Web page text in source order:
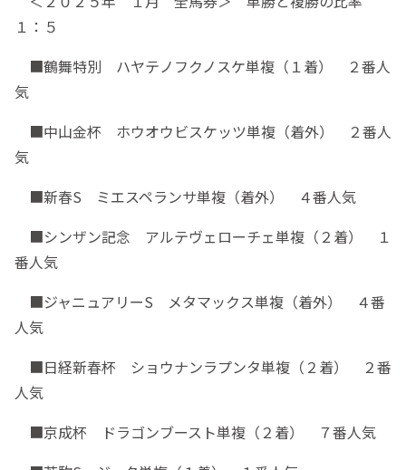
１：５
■鶴舞特別 ハヤテノフクノスケ単複（１着） ２番人
気
■中山金杯 ホウオウビスケッツ単複（着外） ２番人
気
■新春S ミエスペランサ単複（着外） ４番人気
■シンザン記念 アルテヴェローチェ単複（２着） １
番人気
■ジャニュアリーS メタマックス単複（着外） ４番
人気
■日経新春杯 ショウナンラプンタ単複（２着） ２番
人気
■京成杯 ドラゴンブースト単複（２着） ７番人気